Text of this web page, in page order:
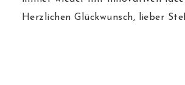
Herzlichen Glückwunsch, lieber